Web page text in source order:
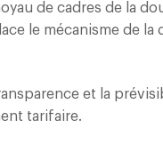
de cadres de la
le mécanisme de
et la
tarifaire.